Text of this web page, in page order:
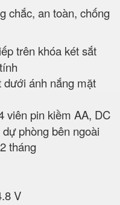
chắc, an toàn, chống
trên khóa két sắt
dưới ánh nắng mặt
viên pin kiềm AA, DC
phòng bên ngoài
tháng
V